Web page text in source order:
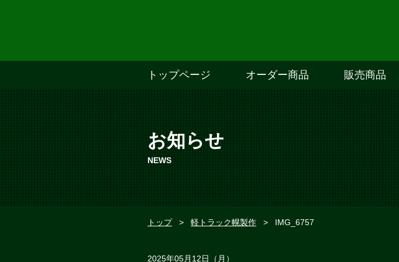
トップページ オーダー商品 販売商品
お知らせ
NEWS
トップ > 軽トラック幌製作 > IMG_6757
2025年05月12日（月）